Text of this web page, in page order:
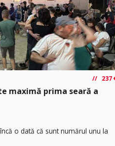
237
maximă prima seară a
o dată că sunt numărul unu la